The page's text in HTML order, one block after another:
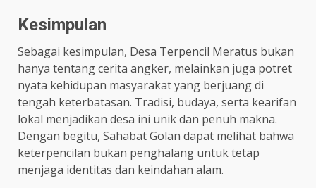
Kesimpulan
Sebagai kesimpulan, Desa Terpencil Meratus bukan
hanya tentang cerita angker, melainkan juga potret
nyata kehidupan masyarakat yang berjuang di
tengah keterbatasan. Tradisi, budaya, serta kearifan
lokal menjadikan desa ini unik dan penuh makna.
Dengan begitu, Sahabat Golan dapat melihat bahwa
keterpencilan bukan penghalang untuk tetap
menjaga identitas dan keindahan alam.